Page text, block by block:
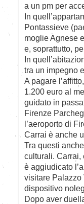
a un pm per
In
Pontassieve
moglie Agnese
e, soprattutto,
In
tra un impegno
A pagare
1.200 euro al
guidato in
Firenze
l’aeroporto di
Carrai è anche
Tra questi
culturali. Carrai,
è aggiudicato
visitare Palazzo
dispositivo
Dopo aver